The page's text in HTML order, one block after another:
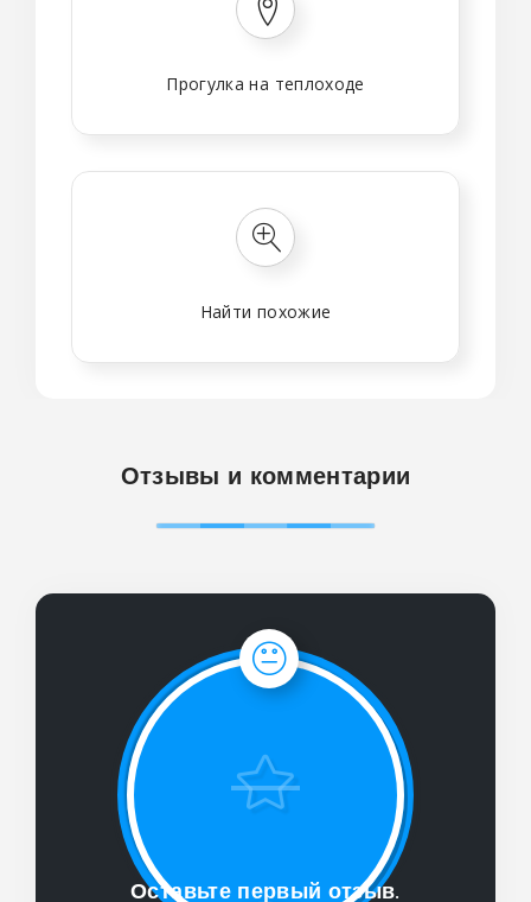
Прогулка на теплоходе
Найти похожие
Отзывы и комментарии
Оставьте первый отзыв.